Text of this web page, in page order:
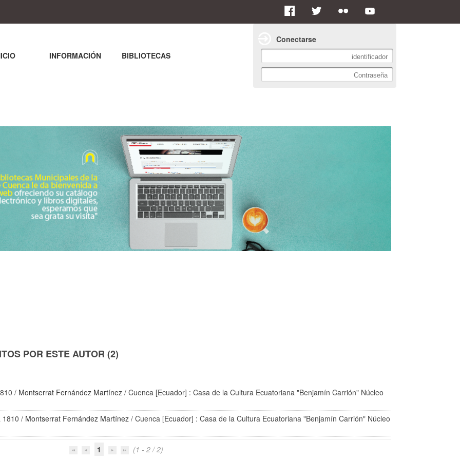
POR ESTE AUTOR (2)
/ Montserrat Fernández Martínez / Cuenca [Ecuador] : Casa de la Cultura Ecuatoriana "Benjamín Carrión" Núcleo
1810 / Montserrat Fernández Martínez / Cuenca [Ecuador] : Casa de la Cultura Ecuatoriana "Benjamín Carrión" Núcleo
1 (1 - 2 / 2)
INFORMACIÓN BIBLIOTECAS
Conectarse